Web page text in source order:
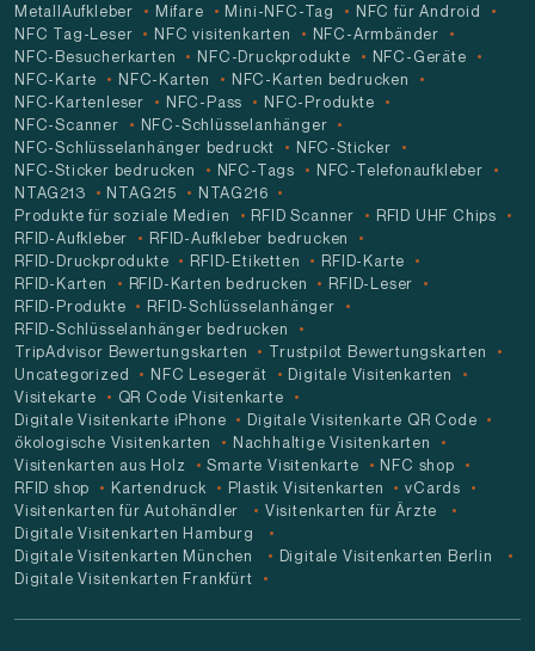
MetallAufkleber
Mifare Mini-NFC-Tag
NFC für Android
NFC Tag-Leser
NFC visitenkarten
NFC-Armbänder
NFC-Besucherkarten
NFC-Druckprodukte
NFC-Geräte
NFC-Karte
NFC-Karten
NFC-Karten bedrucken
NFC-Kartenleser
NFC-Pass
NFC-Produkte
NFC-Scanner
NFC-Schlüsselanhänger
NFC-Schlüsselanhänger bedruckt
NFC-Sticker
NFC-Sticker bedrucken
NFC-Tags
NFC-Telefonaufkleber
NTAG213
NTAG215
NTAG216
Produkte für soziale Medien
RFID Scanner
RFID UHF Chips
RFID-Aufkleber
RFID-Aufkleber bedrucken
RFID-Druckprodukte
RFID-Etiketten
RFID-Karte
RFID-Karten
RFID-Karten bedrucken
RFID-Leser
RFID-Produkte
RFID-Schlüsselanhänger
RFID-Schlüsselanhänger bedrucken
TripAdvisor Bewertungskarten
Trustpilot Bewertungskarten
Uncategorized
NFC Lesegerät
Digitale Visitenkarten
Visitekarte
QR Code Visitenkarte
Digitale Visitenkarte iPhone
Digitale Visitenkarte QR Code
ökologische Visitenkarten
Nachhaltige Visitenkarten
Visitenkarten aus Holz
Smarte Visitenkarte
NFC shop
RFID shop
Kartendruck Plastik Visitenkarten
vCards
Visitenkarten für Autohändler
Visitenkarten für Ärzte
Digitale Visitenkarten Hamburg
Digitale Visitenkarten München
Digitale Visitenkarten Berlin
Digitale Visitenkarten Frankfürt